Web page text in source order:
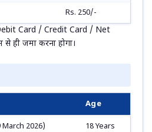
Rs. 250/-
Debit Card / Credit Card / Net
ही जमा करना होगा।
Age
2026) 18 Years